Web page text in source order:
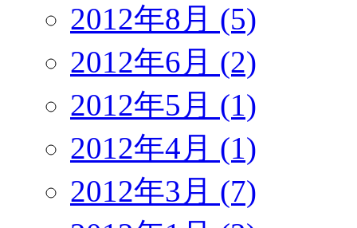
2012年8月 (5)
2012年6月 (2)
2012年5月 (1)
2012年4月 (1)
2012年3月 (7)